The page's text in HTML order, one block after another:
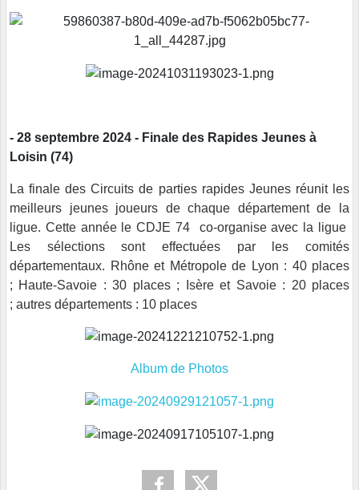
- 28 septembre 2024 - Finale des Rapides Jeunes à
Loisin (74)
La finale des Circuits de parties rapides Jeunes réunit les
meilleurs jeunes joueurs de chaque département de la
ligue. Cette année le CDJE 74 co-organise avec la ligue
Les sélections sont effectuées par les comités
départementaux. Rhône et Métropole de Lyon : 40 places
; Haute-Savoie : 30 places ; Isère et Savoie : 20 places
; autres départements : 10 places
Album de Photos